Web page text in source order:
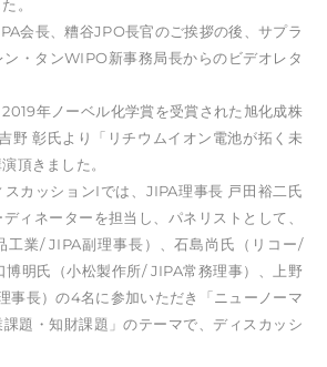
。
会長、糟谷JPO長官のご挨拶の後、サプラ
・タンWIPO新事務局長からのビデオレタ
年ノーベル化学賞を受賞された旭化成株
野 彰氏より「リチウムイオン電池が拓く未
頂きました。
スカッションIでは、JIPA理事長 戸田裕二氏
ディネーターを担当し、パネリストとして、
工業/ JIPA副理事長）、石島尚氏（リコー/
博明氏（小松製作所/ JIPA常務理事）、上野
事長）の4名に参加いただき「ニューノーマ
題・知財課題」のテーマで、ディスカッシ